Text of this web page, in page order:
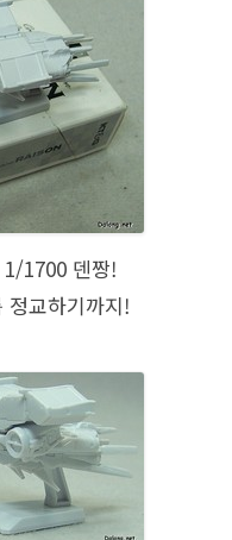
1700 덴짱!
정교하기까지!